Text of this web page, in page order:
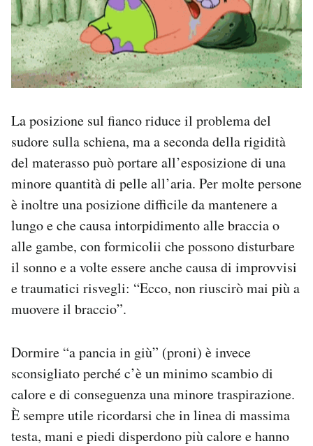
La posizione sul fianco riduce il problema del
sudore sulla schiena, ma a seconda della rigidità
del materasso può portare all’esposizione di una
minore quantità di pelle all’aria. Per molte persone
è inoltre una posizione difficile da mantenere a
lungo e che causa intorpidimento alle braccia o
alle gambe, con formicolii che possono disturbare
il sonno e a volte essere anche causa di improvvisi
e traumatici risvegli: “Ecco, non riuscirò mai più a
muovere il braccio”.
Dormire “a pancia in giù” (proni) è invece
sconsigliato perché c’è un minimo scambio di
calore e di conseguenza una minore traspirazione.
È sempre utile ricordarsi che in linea di massima
testa, mani e piedi disperdono più calore e hanno